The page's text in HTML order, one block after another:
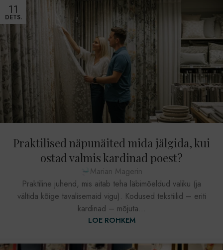
11
DETS.
Praktilised näpunäited mida jälgida, kui
ostad valmis kardinad poest?
Marian Magerin
Praktiline juhend, mis aitab teha läbimõeldud valiku (ja
vältida kõige tavalisemaid vigu). Kodused tekstiilid – eriti
kardinad – mõjuta...
LOE ROHKEM